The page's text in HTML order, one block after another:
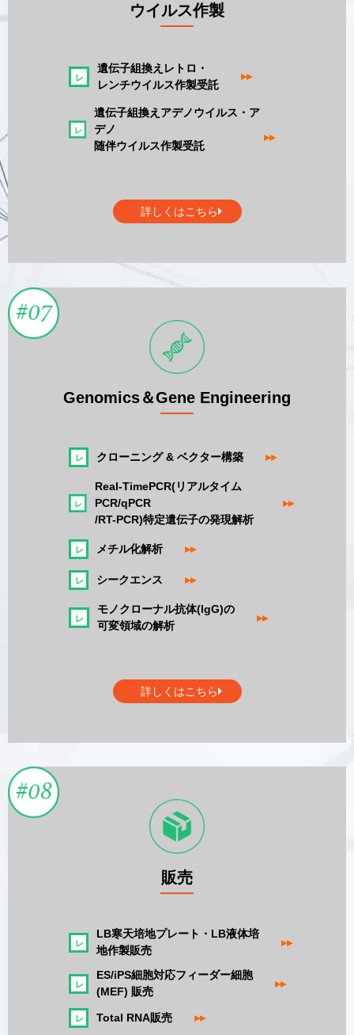
ウイルス作製
遺伝子組換えレトロ・
レンチウイルス作製受託
▸▸
遺伝子組換えアデノウイルス・ア
デノ
随伴ウイルス作製受託
▸▸
詳しくはこちら
Genomics＆Gene Engineering
クローニング & ベクター構築▸▸
Real-TimePCR(リアルタイム
PCR/qPCR
/RT-PCR)特定遺伝子の発現解析
▸▸
メチル化解析▸▸
シークエンス ▸▸
モノクローナル抗体(IgG)の
可変領域の解析
▸▸
詳しくはこちら
販売
LB寒天培地プレート・LB液体培
地作製販売
▸▸
ES/iPS細胞対応フィーダー細胞
(MEF) 販売
▸▸
Total RNA販売▸▸